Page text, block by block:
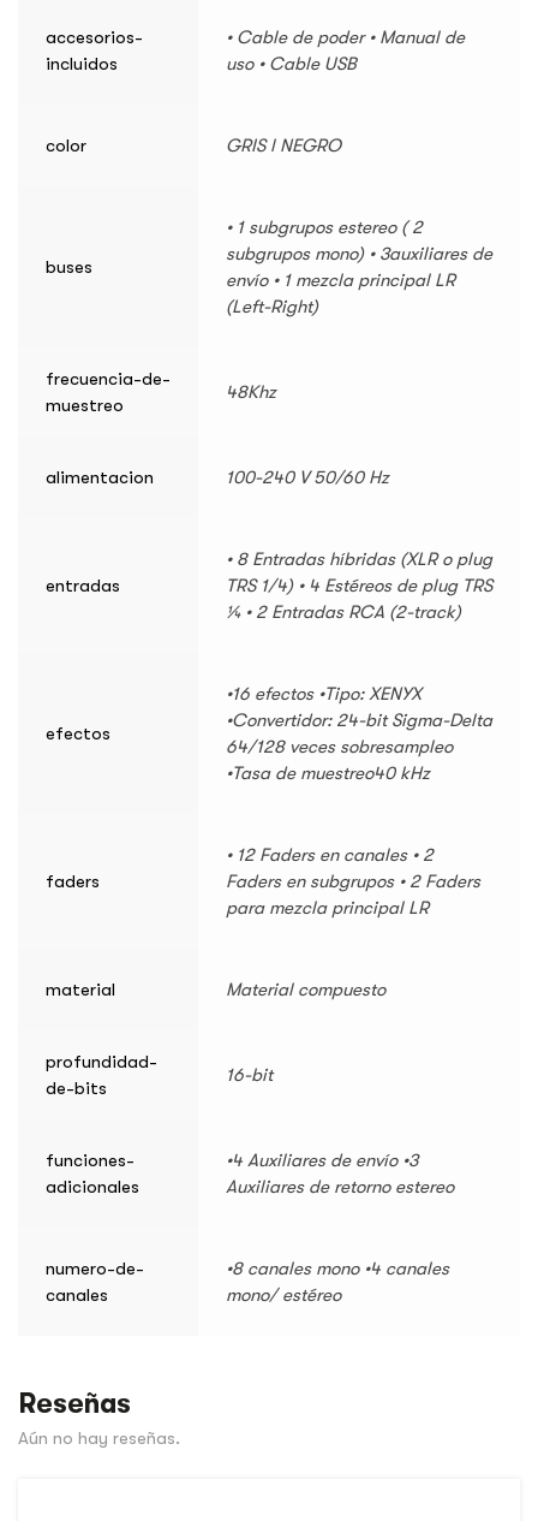
accesorios-
incluidos
• Cable de poder • Manual de
uso • Cable USB
color GRIS l NEGRO
buses
• 1 subgrupos estereo ( 2
subgrupos mono) • 3auxiliares de
envío • 1 mezcla principal LR
(Left-Right)
frecuencia-de-
muestreo
48Khz
alimentacion 100-240 V 50/60 Hz
entradas
• 8 Entradas híbridas (XLR o plug
TRS 1/4) • 4 Estéreos de plug TRS
¼ • 2 Entradas RCA (2-track)
efectos
•16 efectos •Tipo: XENYX
•Convertidor: 24-bit Sigma-Delta
64/128 veces sobresampleo
•Tasa de muestreo40 kHz
faders
• 12 Faders en canales • 2
Faders en subgrupos • 2 Faders
para mezcla principal LR
material Material compuesto
profundidad-
de-bits
16-bit
funciones-
adicionales
•4 Auxiliares de envío •3
Auxiliares de retorno estereo
numero-de-
canales
•8 canales mono •4 canales
mono/ estéreo
Reseñas
Aún no hay reseñas.